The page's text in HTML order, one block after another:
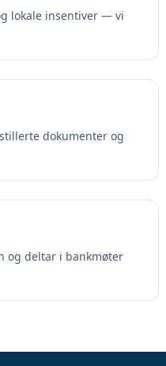
lokale insentiver — vi
dokumenter og
og deltar i bankmøter